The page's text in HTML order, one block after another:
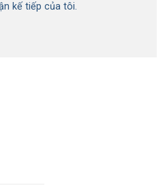
kế tiếp của tôi.